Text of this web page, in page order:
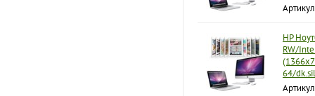
HP
RW/
64/